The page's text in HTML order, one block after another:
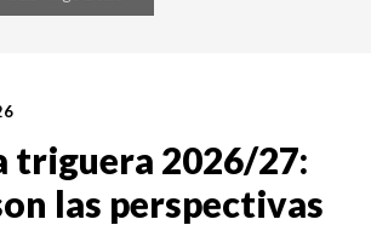
triguera 2026/27:
las perspectivas